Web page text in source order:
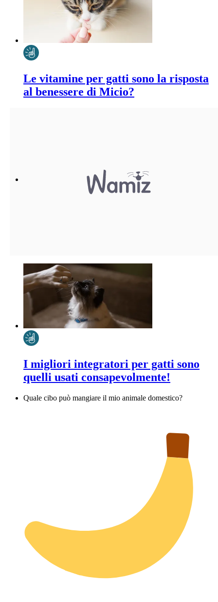
Le vitamine per gatti sono la risposta
al benessere di Micio?
I migliori integratori per gatti sono
quelli usati consapevolmente!
Quale cibo può mangiare il mio animale domestico?